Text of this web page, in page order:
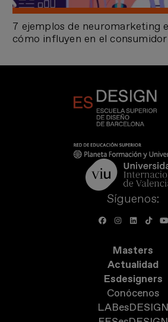
7 ejemplos de neuromarketing
cómo influyen en el consumidor
Síguenos:
Masters
Actualidad
Esdesigners
Conócenos
LABesDESIGN